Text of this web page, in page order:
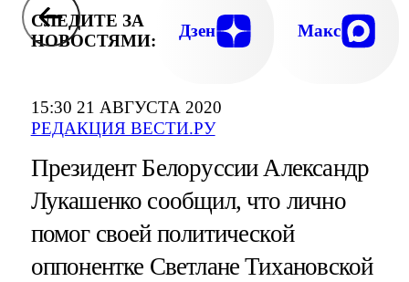
15:30 21 АВГУСТА 2020
РЕДАКЦИЯ ВЕСТИ.РУ
СЛЕДИТЕ ЗА
НОВОСТЯМИ:
Дзен Макс
Президент Белоруссии Александр
Лукашенко сообщил, что лично
помог своей политической
оппонентке Светлане Тихановской